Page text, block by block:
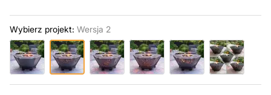
Wybierz projekt: Wersja 2